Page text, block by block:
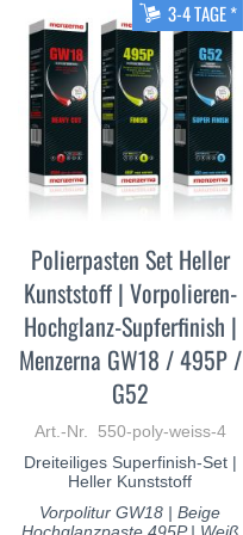
3-4 TAGE *
Polierpasten Set Heller
Kunststoff | Vorpolieren-
Hochglanz-Supferfinish |
Menzerna GW18 / 495P /
G52
Art.-Nr. 550-poly-weiss-4
Dreiteiliges Superfinish-Set |
Heller Kunststoff
Vorpolitur GW18 | Beige